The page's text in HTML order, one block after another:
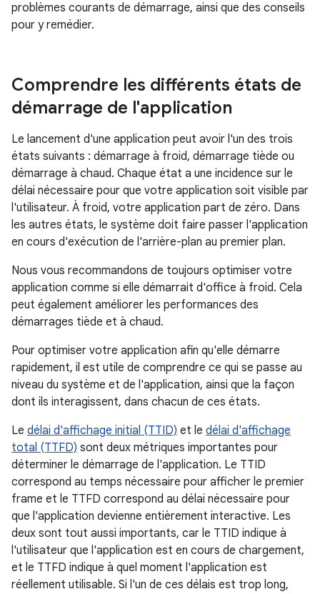
problèmes courants de démarrage, ainsi que des conseils
pour y remédier.
Comprendre les différents états de
démarrage de l'application
Le lancement d'une application peut avoir l'un des trois
états suivants : démarrage à froid, démarrage tiède ou
démarrage à chaud. Chaque état a une incidence sur le
délai nécessaire pour que votre application soit visible par
l'utilisateur. À froid, votre application part de zéro. Dans
les autres états, le système doit faire passer l'application
en cours d'exécution de l'arrière-plan au premier plan.
Nous vous recommandons de toujours optimiser votre
application comme si elle démarrait d'office à froid. Cela
peut également améliorer les performances des
démarrages tiède et à chaud.
Pour optimiser votre application afin qu'elle démarre
rapidement, il est utile de comprendre ce qui se passe au
niveau du système et de l'application, ainsi que la façon
dont ils interagissent, dans chacun de ces états.
Le délai d'affichage initial (TTID) et le délai d'affichage
total (TTFD) sont deux métriques importantes pour
déterminer le démarrage de l'application. Le TTID
correspond au temps nécessaire pour afficher le premier
frame et le TTFD correspond au délai nécessaire pour
que l'application devienne entièrement interactive. Les
deux sont tout aussi importants, car le TTID indique à
l'utilisateur que l'application est en cours de chargement,
et le TTFD indique à quel moment l'application est
réellement utilisable. Si l'un de ces délais est trop long,